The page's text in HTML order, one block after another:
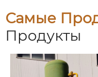
Самые
Продукты